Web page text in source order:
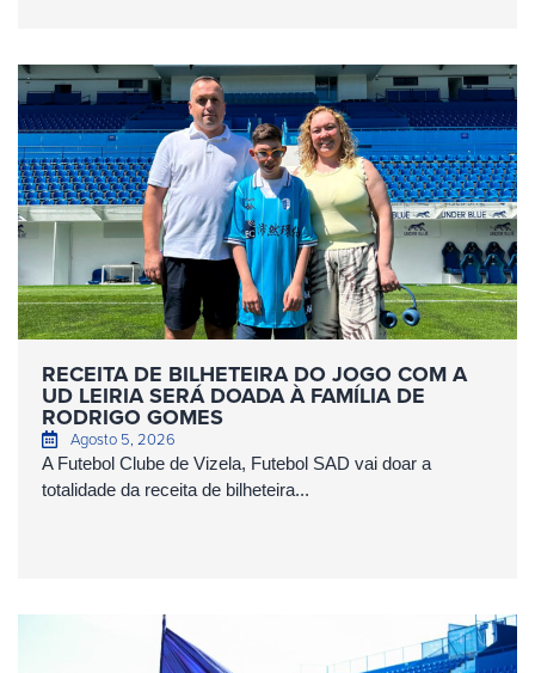
RECEITA DE BILHETEIRA DO JOGO COM A
UD LEIRIA SERÁ DOADA À FAMÍLIA DE
RODRIGO GOMES
Agosto 5, 2026
A Futebol Clube de Vizela, Futebol SAD vai doar a
totalidade da receita de bilheteira...